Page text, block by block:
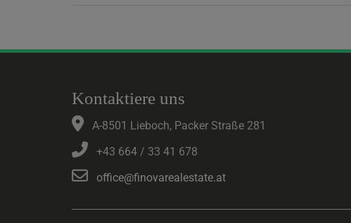
Kontaktiere uns
A-8501 Lieboch, Packer Straße 281
+43 664 / 33 41 678
office@finovarealestate.at